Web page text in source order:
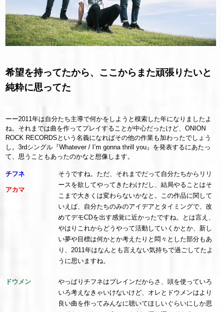
希望を持ってたから、ここからまた頑張りたいと
純粋に思ってた
ーー2011年は自分たち主導で何かをしようと模索した年になりましたよ
ね。それまでは曲を作ってプレイすることが中心だったけど、ONION
ROCK RECORDSという名義になればその他の作業も加わったでしょう
し。3rdシングル『Whatever / I’m gonna thrill you』を発表するにあたっ
て、思うこともあったのかなと想像します。
チフネ
そうですね。ただ、それまでだって自分たちからリリ
ースを欲してやってきたわけだし、結局やることはそ
こまで大きくは変わらないかなと。この作品に関して
いえば、自分たちのみのアイデアとタイミングで、改
めてデモCDを出す感覚に近かったですね。とは言え、
やはりこれからどうやって活動していくかとか、新し
い夢や目標は何かとか考えたりと悶々とした部分もあ
り、2011年はなんとも言えない気持ちで過ごしてたよ
うに思いますね。
アカマ
やっぱりチフネはブレインだからさ、頭を使っていろ
いろ考えなきゃいけないけど、オレとドウメンはより
良い曲を作ってみんなに聴いてほしいぐらいにしか思
ドウメン